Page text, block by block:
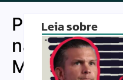
Português
na
Mochila:
Leia sobre